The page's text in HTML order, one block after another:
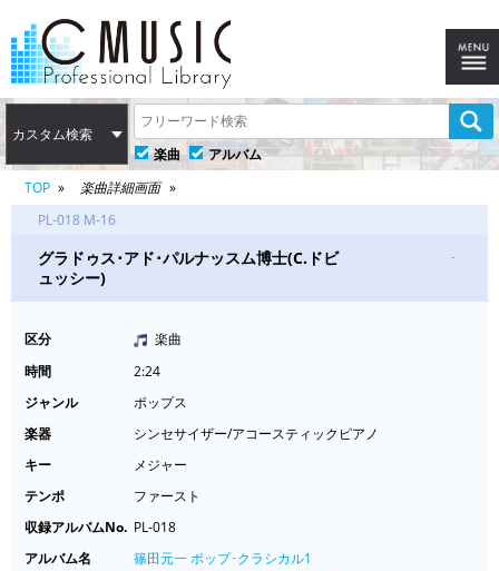
カスタム検索
楽曲
アルバム
TOP
楽曲詳細画面
PL-018 M-16
グラドゥス･アド･パルナッスム博士(C.ドビ
ュッシー)
-
区分
楽曲
時間
2:24
ジャンル
ポップス
楽器
シンセサイザー/アコースティックピアノ
キー
メジャー
テンポ
ファースト
収録アルバムNo. PL-018
アルバム名
篠田元一 ポップ･クラシカル1